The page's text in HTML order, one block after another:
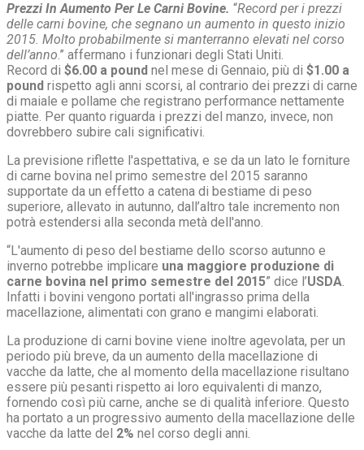
Prezzi In Aumento Per Le Carni Bovine. “Record per i prezzi
delle carni bovine, che segnano un aumento in questo inizio
2015. Molto probabilmente si manterranno elevati nel corso
dell’anno.” affermano i funzionari degli Stati Uniti.
Record di $6.00 a pound nel mese di Gennaio, più di $1.00 a
pound rispetto agli anni scorsi, al contrario dei prezzi di carne
di maiale e pollame che registrano performance nettamente
piatte. Per quanto riguarda i prezzi del manzo, invece, non
dovrebbero subire cali significativi.
La previsione riflette l'aspettativa, e se da un lato le forniture
di carne bovina nel primo semestre del 2015 saranno
supportate da un effetto a catena di bestiame di peso
superiore, allevato in autunno, dall’altro tale incremento non
potrà estendersi alla seconda metà dell'anno.
“L'aumento di peso del bestiame dello scorso autunno e
inverno potrebbe implicare una maggiore produzione di
carne bovina nel primo semestre del 2015” dice l’USDA.
Infatti i bovini vengono portati all'ingrasso prima della
macellazione, alimentati con grano e mangimi elaborati.
La produzione di carni bovine viene inoltre agevolata, per un
periodo più breve, da un aumento della macellazione di
vacche da latte, che al momento della macellazione risultano
essere più pesanti rispetto ai loro equivalenti di manzo,
fornendo così più carne, anche se di qualità inferiore. Questo
ha portato a un progressivo aumento della macellazione delle
vacche da latte del 2% nel corso degli anni.